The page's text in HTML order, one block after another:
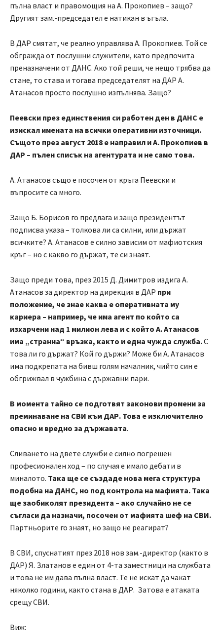
пълна власт и правомощия на А. Прокопиев – защо?
Другият зам.-председател е натикан в ъгъла.
В ДАР смятат, че реално управлява А. Прокопиев. Той се
обгражда от послушни служители, като предпочита
преназначени от ДАНС. Ако той реши, че нещо трябва да
стане, то става и тогава председателят на ДАР А.
Атанасов просто послушно изпълнява. Защо?
Пеевски през единствения си работен ден в ДАНС е
изискал имената на всички оперативни източници.
Същото през август 2018 е направил и А. Прокопиев в
ДАР – пълен списък на агентурата и не само това.
А. Атанасов също е посочен от кръга Пеевски и
въпросите са много.
Защо Б. Борисов го предлага и защо президентът
подписва указа – толкова ли са силни, или държат
всичките? А. Атанасов е силно зависим от мафиотския
кръг – но с какво го държат, те си знаят.
Защо преди това, през 2015 Д. Димитров издига А.
Атанасов за директор на дирекция в ДАР при
положение, че знае каква е оперативната му
кариера – например, че има агент по който са
изхарчени над 1 милион лева и с който А. Атанасов
има „странна“ връзка, както и една чужда служба.С
това ли го държат? Кой го държи? Може би А. Атанасов
има подкрепата на бивш голям началник, чийто син е
обгрижвал в чужбина с държавни пари.
В момента тайно се подготвят законови промени за
преминаване на СВИ към ДАР. Това е изключително
опасно и вредно за държавата.
Сливането на двете служби е силно погрешен
професионален ход – по случая е имало дебати в
миналото. Така ще се създаде нова мега структура
подобна на ДАНС, но под контрола на мафията. Така
ще заобиколят президента – ако случайно не се
съгласи да назначи, посочен от мафията шеф на СВИ.
Партньорите го знаят, но защо не реагират?
В СВИ, спуснатият през 2018 нов зам.-директор (както в
ДАР) Я. Златанов е един от 4-та заместници на службата
и това не им дава пълна власт. Те не искат да чакат
няколко години, както стана в ДАР. Затова е атаката
срещу СВИ.
Виж: